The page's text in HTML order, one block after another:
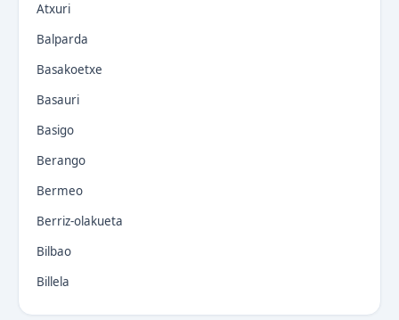
Atxuri
Balparda
Basakoetxe
Basauri
Basigo
Berango
Bermeo
Berriz-olakueta
Bilbao
Billela